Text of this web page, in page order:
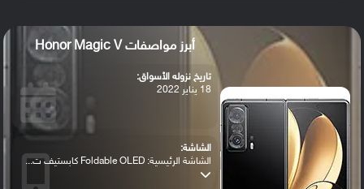
أبرز مواصفات Honor Magic V
تاريخ نزوله الأسواق:
18 يناير 2022
الشاشة:
الشاشة الرئيسية: Foldable OLED كابستيف ت...